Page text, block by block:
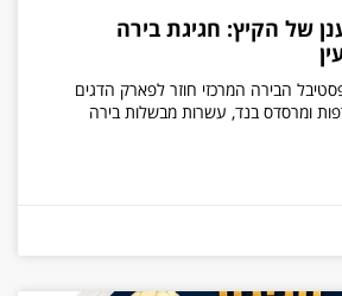
של הקיץ: חגיגת בירה
פסטיבל הבירה המרכזי חוזר לפארק הדגים
ומרסדס בנד, עשרות מבשלות בירה